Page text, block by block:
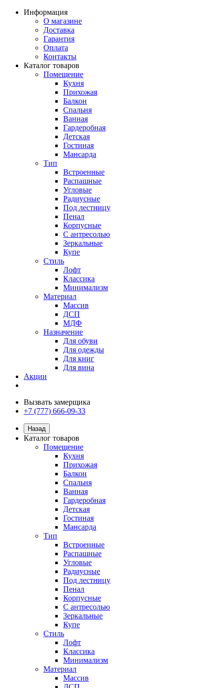
Информация
О магазине
Доставка
Гарантия
Оплата
Контакты
Каталог товаров
Помещение
Кухня
Прихожая
Балкон
Спальня
Ванная
Гардеробная
Детская
Гостиная
Мансарда
Тип
Встроенные
Распашные
Угловые
Радиусные
Под лестницу
Пенал
Корпусные
С антресолью
Зеркальные
Купе
Стиль
Лофт
Классика
Минимализм
Материал
Массив
ДСП
МДФ
Назначение
Для обуви
Для одежды
Для книг
Для вина
Акции
Вызвать замерщика
+7 (777) 666-09-33
Назад
Каталог товаров
Помещение
Кухня
Прихожая
Балкон
Спальня
Ванная
Гардеробная
Детская
Гостиная
Мансарда
Тип
Встроенные
Распашные
Угловые
Радиусные
Под лестницу
Пенал
Корпусные
С антресолью
Зеркальные
Купе
Стиль
Лофт
Классика
Минимализм
Материал
Массив